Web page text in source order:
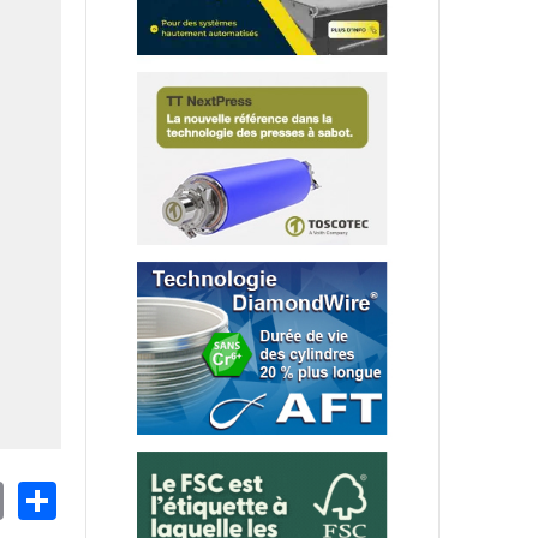
EmailShare